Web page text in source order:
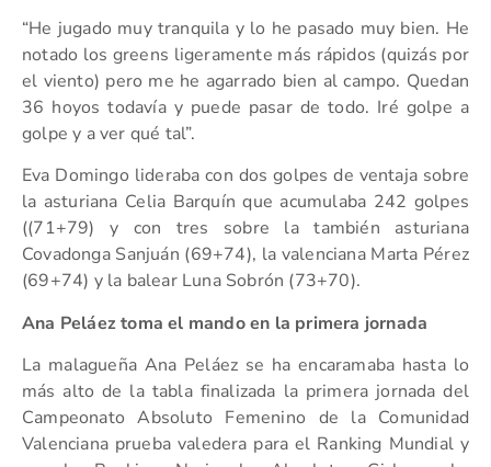
“He jugado muy tranquila y lo he pasado muy bien. He
notado los greens ligeramente más rápidos (quizás por
el viento) pero me he agarrado bien al campo. Quedan
36 hoyos todavía y puede pasar de todo. Iré golpe a
golpe y a ver qué tal”.
Eva Domingo lideraba con dos golpes de ventaja sobre
la asturiana Celia Barquín que acumulaba 242 golpes
((71+79) y con tres sobre la también asturiana
Covadonga Sanjuán (69+74), la valenciana Marta Pérez
(69+74) y la balear Luna Sobrón (73+70).
Ana Peláez toma el mando en la primera jornada
La malagueña Ana Peláez se ha encaramaba hasta lo
más alto de la tabla finalizada la primera jornada del
Campeonato Absoluto Femenino de la Comunidad
Valenciana prueba valedera para el Ranking Mundial y